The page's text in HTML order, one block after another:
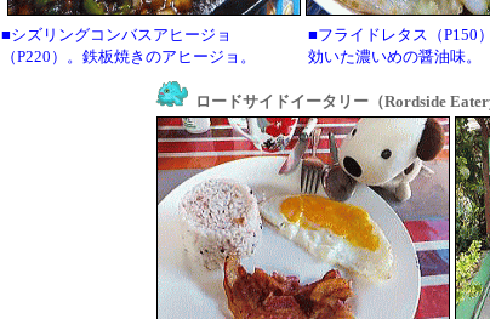
■シズリングコンバスアヒージョ
（P220）。鉄板焼きのアヒージョ。
■フライドレタス（P150
効いた濃いめの醤油味。
ロードサイドイータリー（Rordside